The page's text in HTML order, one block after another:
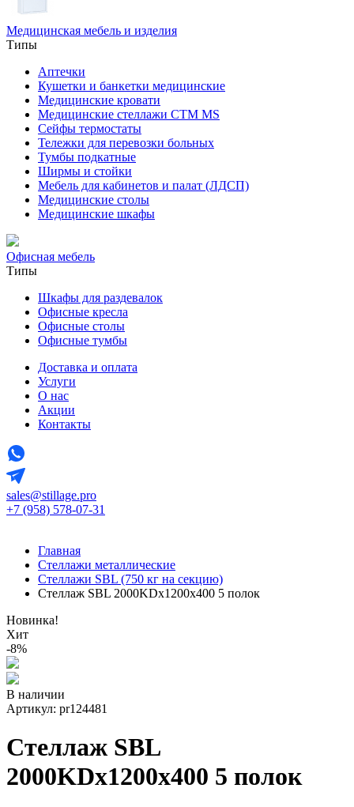
Медицинская мебель и изделия
Типы
Аптечки
Кушетки и банкетки медицинские
Медицинские кровати
Медицинские стеллажи CTM MS
Сейфы термостаты
Тележки для перевозки больных
Тумбы подкатные
Ширмы и стойки
Мебель для кабинетов и палат (ЛДСП)
Медицинские столы
Медицинские шкафы
Офисная мебель
Типы
Шкафы для раздевалок
Офисные кресла
Офисные столы
Офисные тумбы
Доставка и оплата
Услуги
О нас
Акции
Контакты
sales@stillage.pro
+7 (958) 578-07-31
Главная
Стеллажи металлические
Стеллажи SBL (750 кг на секцию)
Стеллаж SBL 2000KDх1200x400 5 полок
Новинка!
Хит
-8%
В наличии
Артикул: pr124481
Стеллаж SBL
2000KDх1200x400 5 полок